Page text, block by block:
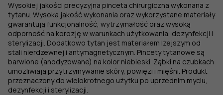
Wysokiej jakości precyzyjna pinceta chirurgiczna wykonana z
tytanu. Wysoka jakość wykonania oraz wykorzystane materiały
gwarantują funkcjonalność, wytrzymałość oraz wysoką
odporność na korozję w warunkach użytkowania, dezynfekcji i
sterylizacji. Dodatkowo tytan jest materiałem lżejszym od
stali nierdzewnej i antymagnetycznym. Pincety tytanowe są
barwione (anodyzowane) na kolor niebieski. Ząbki na czubkach
umożliwiają przytrzymywanie skóry, powięzi i mięśni. Produkt
przeznaczony do wielokrotnego użytku po uprzednim myciu,
dezynfekcji i sterylizacji.